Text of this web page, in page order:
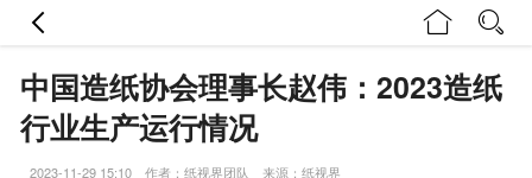
中国造纸协会理事长赵伟：2023造纸
行业生产运行情况
2023-11-29 15:10 作者：纸视界团队 来源：纸视界